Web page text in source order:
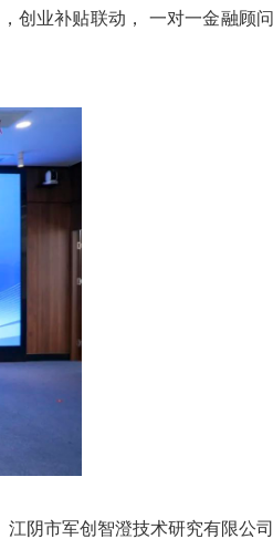
创业补贴联动， 一对一金融顾问
阴市军创智澄技术研究有限公司